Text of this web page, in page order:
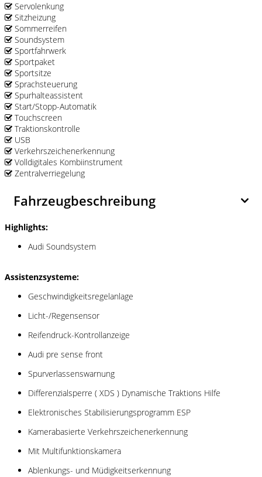
Servolenkung
Sitzheizung
Sommerreifen
Soundsystem
Sportfahrwerk
Sportpaket
Sportsitze
Sprachsteuerung
Spurhalteassistent
Start/Stopp-Automatik
Touchscreen
Traktionskontrolle
USB
Verkehrszeichenerkennung
Volldigitales Kombiinstrument
Zentralverriegelung
Fahrzeugbeschreibung
Highlights:
Audi Soundsystem
Assistenzsysteme:
Geschwindigkeitsregelanlage
Licht-/Regensensor
Reifendruck-Kontrollanzeige
Audi pre sense front
Spurverlassenswarnung
Differenzialsperre ( XDS ) Dynamische Traktions Hilfe
Elektronisches Stabilisierungsprogramm ESP
Kamerabasierte Verkehrszeichenerkennung
Mit Multifunktionskamera
Ablenkungs- und Müdigkeitserkennung